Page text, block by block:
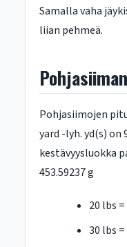
Samalla vaha
liian pehmeä.
Pohjasiimojen
yard -lyh. yd(s) on
kestävyysluokka
453.59237 g
20 lbs
30 lbs